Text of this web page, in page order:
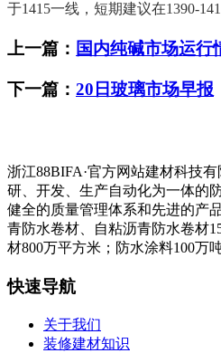
于1415一线，短期建议在1390-
上一篇： 国内纯碱市场运行
下一篇： 20日玻璃市场早报
浙江88BIFA·官方网站建材科技
研、开发、生产自动化为一体的
健全的质量管理体系和先进的产
青防水卷材、自粘沥青防水卷材
材800万平方米；防水涂料100万
快速导航
关于我们
装修建材知识